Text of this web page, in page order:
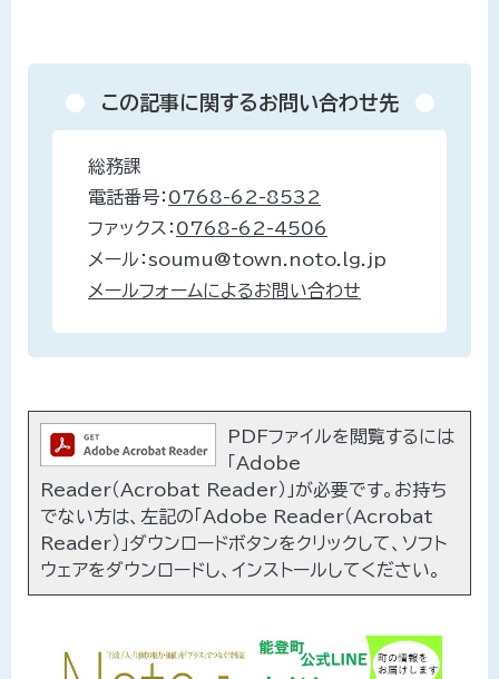
この記事に関するお問い合わせ先
総務課
電話番号： 0768-62-8532
ファックス： 0768-62-4506
メール：soumu@town.noto.lg.jp
メールフォームによるお問い合わせ
PDFファイルを閲覧するには
「Adobe
Reader（Acrobat Reader）」が必要です。お持ち
でない方は、左記の「Adobe Reader（Acrobat
Reader）」ダウンロードボタンをクリックして、ソフト
ウェアをダウンロードし、インストールしてください。